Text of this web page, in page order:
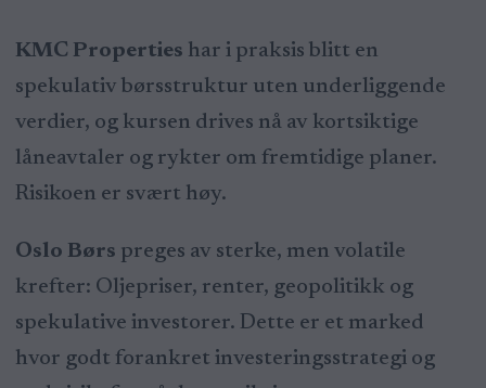
KMC Properties har i praksis blitt en
spekulativ børsstruktur uten underliggende
verdier, og kursen drives nå av kortsiktige
låneavtaler og rykter om fremtidige planer.
Risikoen er svært høy.
Oslo Børs preges av sterke, men volatile
krefter: Oljepriser, renter, geopolitikk og
spekulative investorer. Dette er et marked
hvor godt forankret investeringsstrategi og